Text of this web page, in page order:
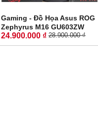
Gaming - Đồ Họa Asus ROG
Zephyrus M16 GU603ZW
CORE I9-12900H RAM 16GB
SSD 512GB RTX 3070 Ti 8GB
24.900.000 ₫ 28.900.000 ₫